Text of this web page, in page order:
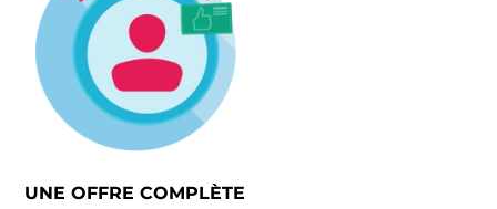
UNE OFFRE COMPLÈTE